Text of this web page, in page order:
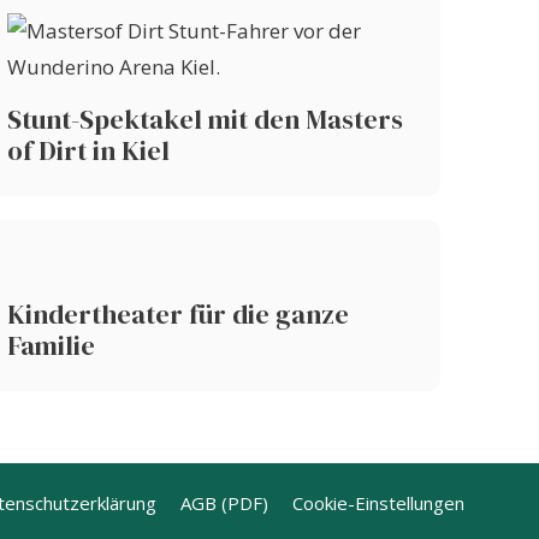
Stunt-Spektakel mit den Masters
of Dirt in Kiel
Kindertheater für die ganze
Familie
AGB (PDF) Cookie-Einstellungen